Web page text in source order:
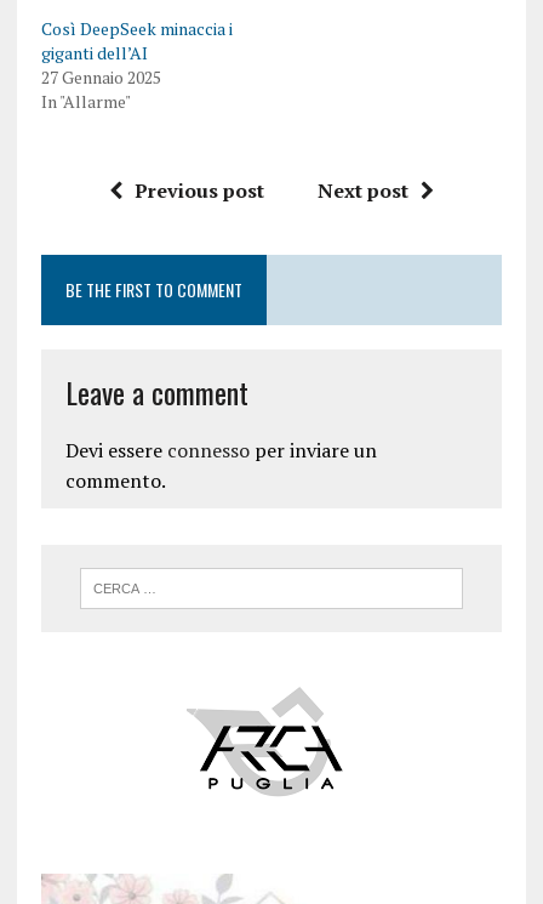
Così DeepSeek minaccia i
giganti dell’AI
27 Gennaio 2025
In "Allarme"
Previous post Next post
BE THE FIRST TO COMMENT
Leave a comment
Devi essere connessoper inviare un
commento.